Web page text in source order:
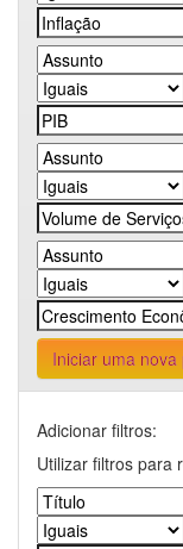
Iniciar uma nova
Adicionar filtros:
Utilizar filtros para